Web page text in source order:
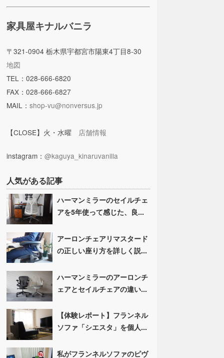
家具屋キナルバニラ
〒321-0904 栃木県宇都宮市陽東4丁目8-30
地図
TEL：028-666-6820
FAX：028-666-6827
MAIL：shop-vu@nonversus.jp
【CLOSE】火・水曜 店舗情報
instagram：@kaguya_kinaruvanilla
人気がある記事
ハーマンミラーのセイルチェ
アを5年使って感じた、良...
アーロンチェアリマスタード
の正しい座り方を詳しく説...
ハーマンミラーのアーロンチ
ェアとセイルチェアの違い...
【体験レポート】フランネル
ソファ「シエスタ」を個人...
私がフランネルソファのピヴ